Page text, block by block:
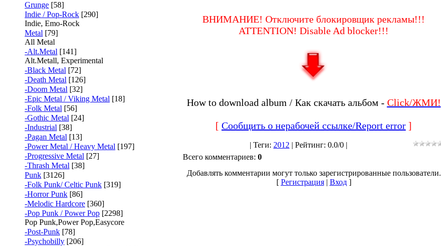
Grunge [58]
Indie / Pop-Rock [290]
Indie, Emo-Rock
Metal [79]
All Metal
-Alt.Metal [141]
Alt.Metall, Experimental
-Black Metal [72]
-Death Metal [126]
-Doom Metal [32]
-Epic Metal / Viking Metal [18]
-Folk Metal [56]
-Gothic Metal [24]
-Industrial [38]
-Pagan Metal [13]
-Power Metal / Heavy Metal [197]
-Progressive Metal [27]
-Thrash Metal [38]
Punk [3126]
-Folk Punk/ Celtic Punk [319]
-Horror Punk [86]
-Melodic Hardcore [360]
-Pop Punk / Power Pop [2298]
Pop Punk,Power Pop,Easycore
-Post-Punk [78]
-Psychobilly [206]
ВНИМАНИЕ! Отключите блокировщик рекламы!!!
ATTENTION! Disable Ad blocker!!!
How to download album / Как скачать альбом - Click/ЖМИ!
[ Сообщить о нерабочей ссылке/Report error ]
| Теги: 2012 | Рейтинг: 0.0/0 |
Всего комментариев: 0
Добавлять комментарии могут только зарегистрированные пользователи.
[ Регистрация| Вход]